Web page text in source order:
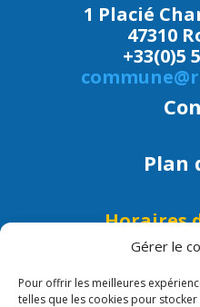
Gérer le
Pour offrir les meilleures
telles que les cookies pour
1 Placié
47310
+33(0)5
Plan
Horaires
Lundi, mardi,
Lundi,